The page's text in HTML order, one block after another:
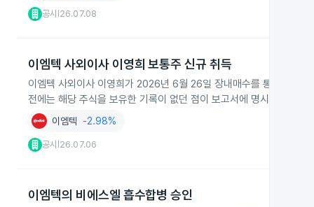
공시 26.07.08
이엠텍 사외이사 이영희 보통주 신규 취득
이엠텍 사외이사 이영희가 2026년 6월 26일 장내매수를 통해 보통
전에는 해당 주식을 보유한 기록이 없던 점이 보고서에 명시됐습니다.
이엠텍 -2.98%
공시 26.07.06
이엠텍의 비에스엘 흡수합병 승인